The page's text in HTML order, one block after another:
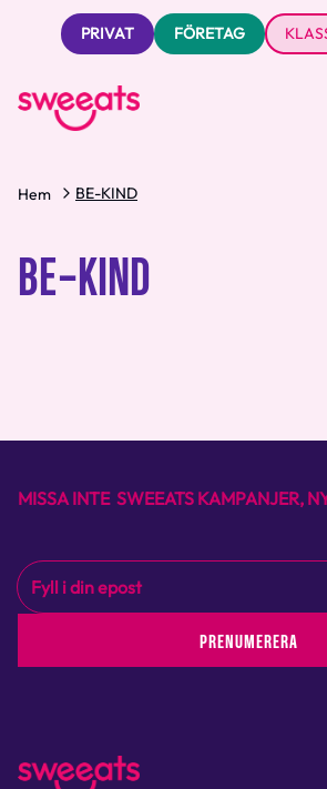
PRIVAT FÖRETAG
Hem BE-KIND
BE-KIND
MISSA INTE SWEEATS KAMPANJER,
PRENUMERERA